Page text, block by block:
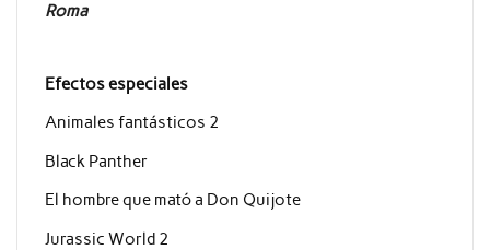
Roma
Efectos especiales
Animales fantásticos 2
Black Panther
El hombre que mató a Don Quijote
Jurassic World 2